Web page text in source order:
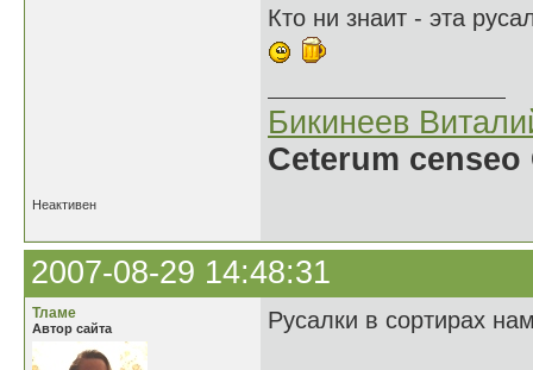
Кто ни знаит - эта
Бикинеев
Ceterum
Неактивен
2007-08-29 14:48:31
Тламе
Автор сайта Русалки в сортирах